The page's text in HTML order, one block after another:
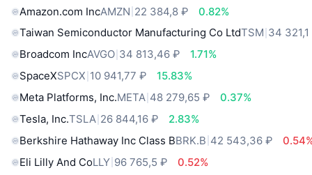
Amazon.com IncAMZN 22 384,8 ₽
0.82%
Taiwan Semiconductor Manufacturing Co LtdTSM 34
Broadcom IncAVGO 34 813,46 ₽
1.71%
SpaceXSPCX 10 941,77 ₽
15.83%
Meta Platforms, Inc.META 48 279,65 ₽
0.37%
Tesla, Inc.TSLA 26 844,16 ₽
2.83%
Berkshire Hathaway Inc Class BBRK.B 42 543,36 ₽
Eli Lilly And CoLLY 96 765,5 ₽
0.52%